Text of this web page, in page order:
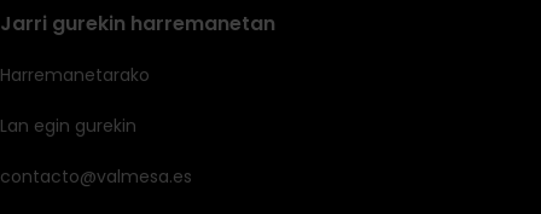
Jarri gurekin harremanetan
Harremanetarako
Lan egin gurekin
contacto@valmesa.es